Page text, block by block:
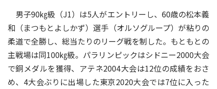
男子90㎏級（J1）は5人がエントリーし、60歳の松本義
和（まつもとよしかず）選手（オルソグループ）が粘りの
柔道で全勝し、総当たりのリーグ戦を制した。もともとの
主戦場は同100㎏級。パラリンピックはシドニー2000大会
で銅メダルを獲得、アテネ2004大会は12位の成績をおさ
め、4大会ぶりに出場した東京2020大会では7位に入った